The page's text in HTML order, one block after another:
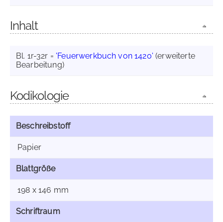
Inhalt
Bl. 1r-32r = 'Feuerwerkbuch von 1420' (erweiterte
Bearbeitung)
Kodikologie
Beschreibstoff
Papier
Blattgröße
198 x 146 mm
Schriftraum